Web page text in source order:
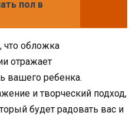
пол в
что обложка
отражает
вашего ребенка.
и творческий подход,
будет радовать вас и